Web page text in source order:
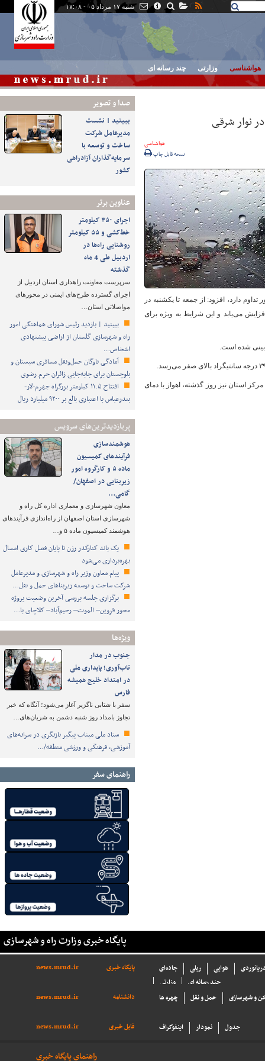
شنبه ۱۷ مرداد ۰۵ - ۱۷:۰۸
هواشناسی وزارتی چند رسانه ای
صدا و تصوير
ببینید | نشست
مدیرعامل شرکت
ساخت و توسعه با
سرمایه‌گذاران آزادراهی
کشور
عناوین برتر
اجرای ۳۵۰ کیلومتر
خط‌کشی و ۵۵ کیلومتر
روشنایی راه‌ها در
اردبیل طی 4 ماه
گذشته
سرپرست معاونت راهداری استان اردبیل از
اجرای گسترده طرح‌های ایمنی در محورهای
مواصلاتی استان…
ببینید | بازدید رئیس شورای هماهنگی امور
راه و شهرسازی گلستان از اراضی پیشنهادی
اشخاص…
آمادگی ناوگان حمل‌ونقل مسافری سیستان و
بلوچستان برای جابه‌جایی زائران حرم رضوی
افتتاح ۱۱.۵ کیلومتر بزرگراه جهرم-لار-
بندرعباس با اعتباری بالغ بر ۹۲۰۰ میلیارد ریال
پربازدیدترین‌های سرویس
هوشمندسازی
فرآیندهای کمیسیون
ماده ۵ و کارگروه امور
زیربنایی در اصفهان/
گامی…
معاون شهرسازی و معماری اداره کل راه و
شهرسازی استان اصفهان از راه‌اندازی فرآیندهای
هوشمند کمیسیون ماده ۵ و…
یک باند کنارگذر رزن تا پایان فصل کاری امسال
بهره‌برداری می‌شود
پیام معاون وزیر راه و شهرسازی و مدیرعامل
شرکت ساخت و توسعه زیربناهای حمل و نقل…
برگزاری جلسه بررسی آخرین وضعیت پروژه
محور قزوین– الموت– رحیم‌آباد– کلاچای با…
ویژه‌ها
جنوب در مدار
تاب‌آوری؛ پایداری ملی
در امتداد خلیج همیشه
فارس
سفر با شتابی ناگزیر آغاز می‌شود؛ آنگاه که خبر
تجاوز بامداد روز شنبه دشمن به شریان‌های…
ستاد ملی میناب پیگیر بازنگری در سرانه‌های
آموزشی، فرهنگی و ورزشی منطقه/…
راهنمای سفر
هواشناسی
نسخه قابل چاپ
دارد، افزود: از جمعه تا یکشنبه در
می‌یابد و این شرایط به ویژه برای
شده است.
استان، امروز، شهرکرد با دمای ۱۱ درجه و گرم‌ترین مرکز استان نیز روز گذشته، اهواز با دمای
پایگاه خبری وزارت راه و شهرسازی
پایگاه خبری news.mrud.ir جاده‌ای ریلی هوایی
وزارتی
چند رسانه ای
دانشنامه
news.mrud.ir چهره ها حمل و نقل و شهرسازی
فایل خبری news.mrud.ir اینفوگراف نمودار جدول
راهنمای پایگاه خبری